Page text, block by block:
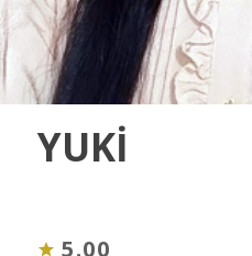
YUKI
5.00